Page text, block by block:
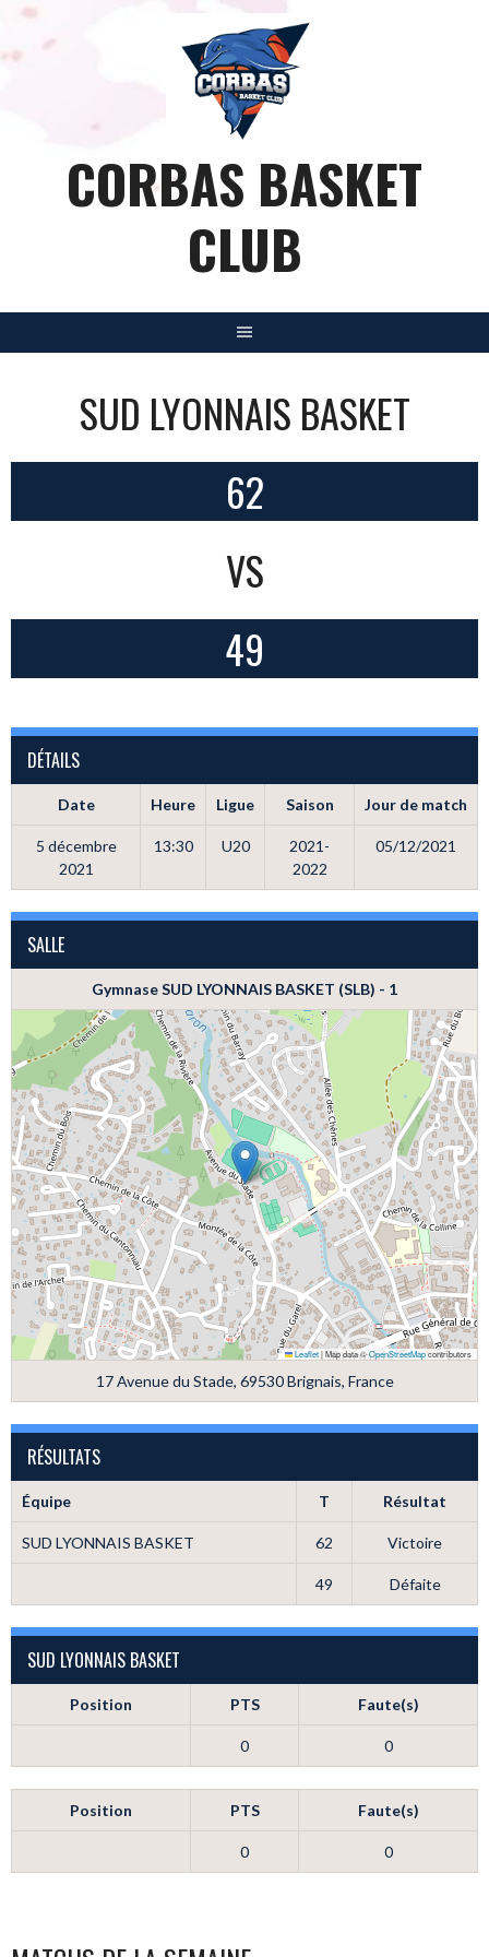
Aller
contenu
CORBAS BASKET
CLUB
SUD LYONNAIS BASKET
62
VS
49
DÉTAILS
Date Heure Ligue Saison Jour de match
5 décembre
2021
13:30 U20
2021-
2022
05/12/2021
SALLE
Gymnase SUD LYONNAIS BASKET (SLB) - 1
Leaflet|Map data ©OpenStreetMapcontributors
17 Avenue du Stade, 69530 Brignais, France
RÉSULTATS
Équipe T Résultat
SUD LYONNAIS BASKET 62 Victoire
49 Défaite
SUD LYONNAIS BASKET
Position PTS Faute(s)
0 0
Position PTS Faute(s)
0 0